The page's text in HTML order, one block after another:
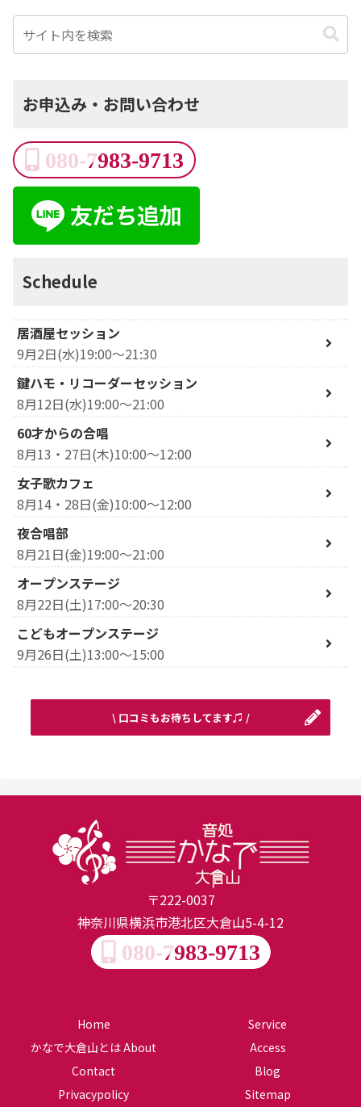
お申込み・お問い合わせ
080-7983-9713
Schedule
居酒屋セッション
9月2日(水)19:00～21:30
鍵ハモ・リコーダーセッション
8月12日(水)19:00～21:00
60才からの合唱
8月13・27日(木)10:00～12:00
女子歌カフェ
8月14・28日(金)10:00～12:00
夜合唱部
8月21日(金)19:00～21:00
オープンステージ
8月22日(土)17:00～20:30
こどもオープンステージ
9月26日(土)13:00～15:00
\ 口コミもお待ちしてます♫ /
〒222-0037
神奈川県横浜市港北区大倉山5-4-12
080-7983-9713
Home
Service
かなで大倉山とは About
Access
Contact
Blog
Privacypolicy
Sitemap